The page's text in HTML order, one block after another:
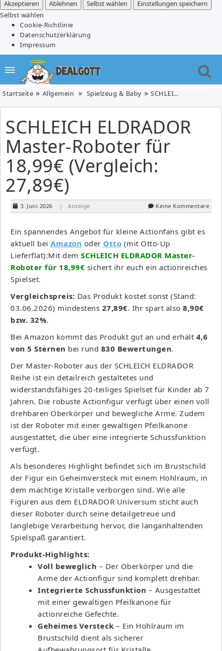
Akzeptieren
Ablehnen Selbst wählen
Einstellungen speichern
Selbst wählen
Cookie-Richtlinie
Datenschutzerklärung
Impressum
Startseite Allgemein Spielzeug & Baby SCHLEICH ELDRADOR Master-Roboter für 18,99€ (Vergleich: 27,89€)
SCHLEICH ELDRADOR
Master-Roboter für
18,99€ (Vergleich:
27,89€)
3. Juni 2026 | Anzeige Keine Kommentare
Ein spannendes Angebot für kleine Actionfans gibt es
aktuell bei Amazon oder Otto (mit Otto-Up
Lieferflat):Mit dem SCHLEICH ELDRADOR Master-
Roboter für 18,99€ sichert ihr euch ein actionreiches
Spielset.
Vergleichspreis: Das Produkt kostet sonst (Stand:
03.06.2026) mindestens 27,89€. Ihr spart also 8,90€
bzw. 32%.
Bei Amazon kommt das Produkt gut an und erhält 4,6
von 5 Sternen bei rund 830 Bewertungen.
Der Master-Roboter aus der SCHLEICH ELDRADOR
Reihe ist ein detailreich gestaltetes und
widerstandsfähiges 20-teiliges Spielset für Kinder ab 7
Jahren. Die robuste Actionfigur verfügt über einen voll
drehbaren Oberkörper und bewegliche Arme. Zudem
ist der Roboter mit einer gewaltigen Pfeilkanone
ausgestattet, die über eine integrierte Schussfunktion
verfügt.
Als besonderes Highlight befindet sich im Brustschild
der Figur ein Geheimversteck mit einem Hohlraum, in
dem mächtige Kristalle verborgen sind. Wie alle
Figuren aus dem ELDRADOR Universum sticht auch
dieser Roboter durch seine detailgetreue und
langlebige Verarbeitung hervor, die langanhaltenden
Spielspaß garantiert.
Produkt-Highlights:
Voll beweglich – Der Oberkörper und die
Arme der Actionfigur sind komplett drehbar.
Integrierte Schussfunktion – Ausgestattet
mit einer gewaltigen Pfeilkanone für
actionreiche Gefechte.
Geheimes Versteck – Ein Hohlraum im
Brustschild dient als sicherer